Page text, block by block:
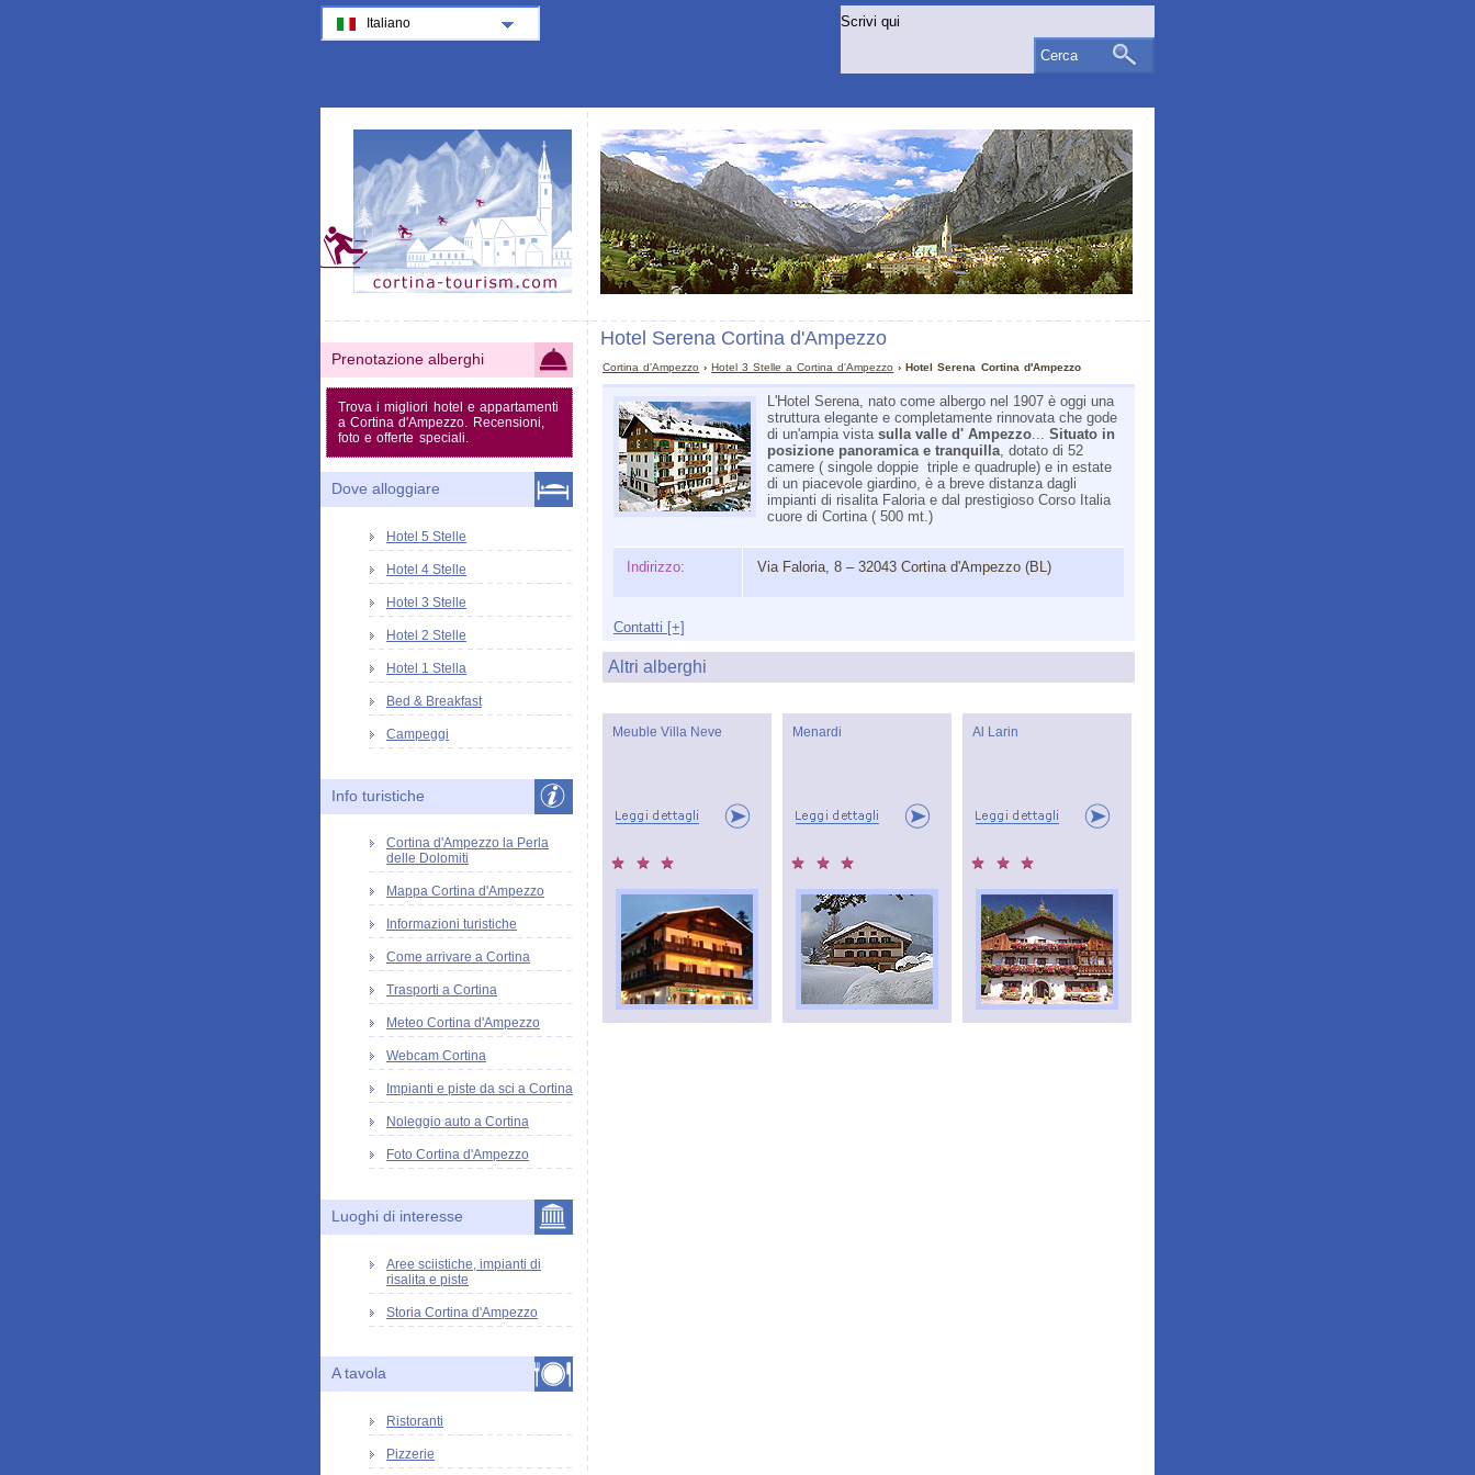
Hotel Serena Cortina d'Ampezzo
Cortina d'Ampezzo ›Hotel 3 Stelle a Cortina d'Ampezzo › Hotel Serena Cortina d'Ampezzo
L'Hotel Serena, nato come albergo nel 1907 è oggi una
struttura elegante e completamente rinnovata che gode
di un'ampia vistasulla valle d' Ampezzo ...Situato in
posizione panoramica e tranquilla , dotato di 52
camere ( singole­ doppie ­ triple e quadruple) e in estate
di un piacevole giardino, è a breve distanza dagli
impianti di risalita Faloria e dal prestigioso Corso Italia
cuore di Cortina ( 500 mt.)
Indirizzo: Via Faloria, 8 – 32043 Cortina d'Ampezzo (BL)
Contatti [+]
Altri alberghi
Meuble Villa Neve Menardi Al Larin
Prenotazione alberghi
Trova i migliori hotel e appartamenti
a Cortina d'Ampezzo. Recensioni,
foto e offerte speciali.
Dove alloggiare
Hotel 5 Stelle
Hotel 4 Stelle
Hotel 3 Stelle
Hotel 2 Stelle
Hotel 1 Stella
Bed & Breakfast
Campeggi
Info turistiche
Cortina d'Ampezzo la Perla
delle Dolomiti
Mappa Cortina d'Ampezzo
Informazioni turistiche
Come arrivare a Cortina
Trasporti a Cortina
Meteo Cortina d'Ampezzo
Webcam Cortina
Impianti e piste da sci a Cortina
Noleggio auto a Cortina
Foto Cortina d'Ampezzo
Luoghi di interesse
Aree sciistiche, impianti di
risalita e piste
Storia Cortina d'Ampezzo
A tavola
Ristoranti
Pizzerie
Italiano
Cerca